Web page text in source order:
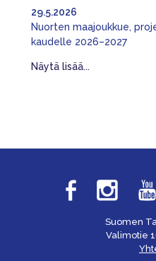
Nuorten maajoukkue,
kaudelle 2026–2027
29.5.2026
Näytä lisää...
Suomen
Valimotie